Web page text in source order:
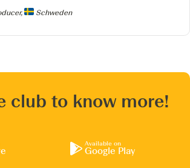
Schweden
club to know more!
Available on
Google Play